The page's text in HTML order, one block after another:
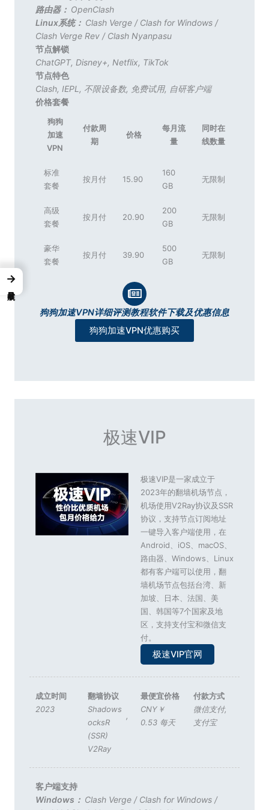
路由器： OpenClash
Linux系统： Clash Verge/ Clash for Windows/
Clash Verge Rev/ Clash Nyanpasu
节点解锁
ChatGPT, Disney+, Netflix, TikTok
节点特色
Clash, IEPL , 不限设备数, 免费试用, 自研客户端
价格套餐
狗狗
加速
VPN
付款周
期
价格
每月流
量
同时在
线数量
标准
套餐
按月付 15.90
160
GB
无限制
高级
套餐
按月付 20.90
200
GB
无限制
豪华
套餐
按月付 39.90
500
GB
无限制
狗狗加速VPN详细评测教程软件下载及优惠信息
狗狗加速VPN优惠购买
极速VIP
极速VIP是一家成立于
2023年的翻墙机场节点，
机场使用V2Ray协议及SSR
协议，支持节点订阅地址
一键导入客户端使用，在
Android、iOS、macOS、
路由器、Windows、Linux
都有客户端可以使用，翻
墙机场节点包括台湾、新
加坡、日本、法国、美
国、韩国等7个国家及地
区，支持支付宝和微信支
付。
极速VIP官网
成立时间
2023
翻墙协议
Shadows
ocksR
(SSR)
,
V2Ray
最便宜价格
CNY￥
0.53 每天
付款方式
微信支付,
支付宝
客户端支持
Windows： Clash Verge/ Clash for Windows/
→